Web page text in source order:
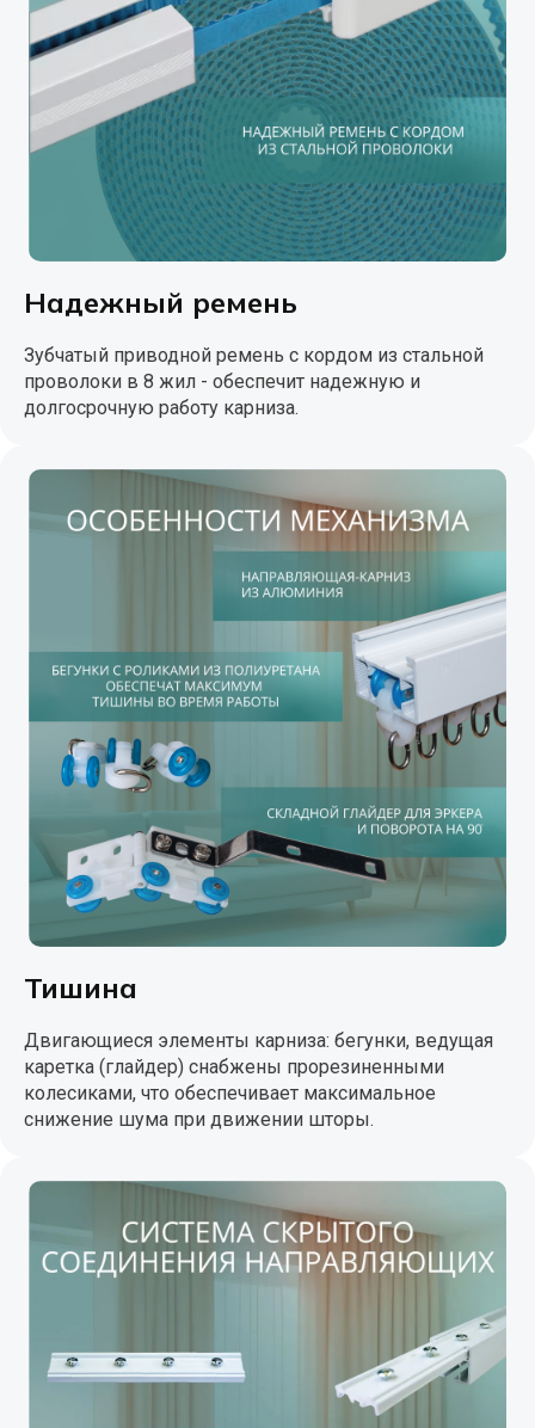
Надежный ремень
Зубчатый приводной ремень с кордом из стальной
проволоки в 8 жил - обеспечит надежную и
долгосрочную работу карниза.
Тишина
Двигающиеся элементы карниза: бегунки, ведущая
каретка (глайдер) снабжены прорезиненными
колесиками, что обеспечивает максимальное
снижение шума при движении шторы.